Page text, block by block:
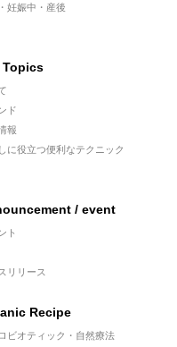
妊娠中・産後
Topics
ド
報
に役立つ便利なテクニック
/ event
ト
リリース
Recipe
ビオティック・自然療法